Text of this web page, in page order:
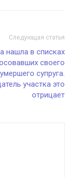
Следующая статья
нашла в списках
своего
умершего супруга.
участка это
отрицает